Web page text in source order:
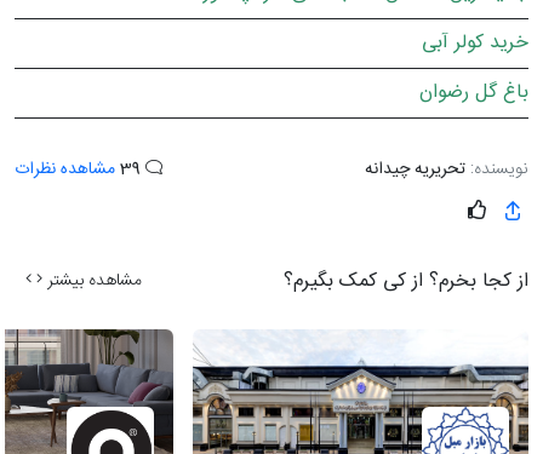
خرید کولر آبی
باغ گل رضوان
نویسنده: تحریریه چیدانه مشاهده نظرات
از کجا بخرم؟ از کی کمک بگیرم؟ مشاهده بیشتر